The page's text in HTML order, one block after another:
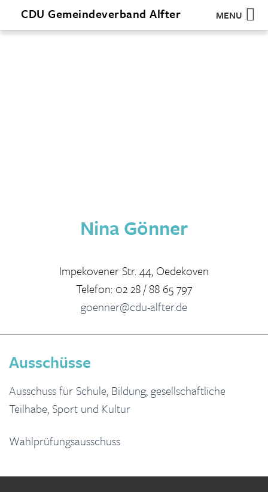
CDU Gemeindeverband Alfter MENU
Nina Gönner
Impekovener Str. 44, Oedekoven
Telefon: 02 28 / 88 65 797
goenner@cdu-alfter.de
Ausschüsse
Ausschuss für Schule, Bildung, gesellschaftliche
Teilhabe, Sport und Kultur
Wahlprüfungsausschuss